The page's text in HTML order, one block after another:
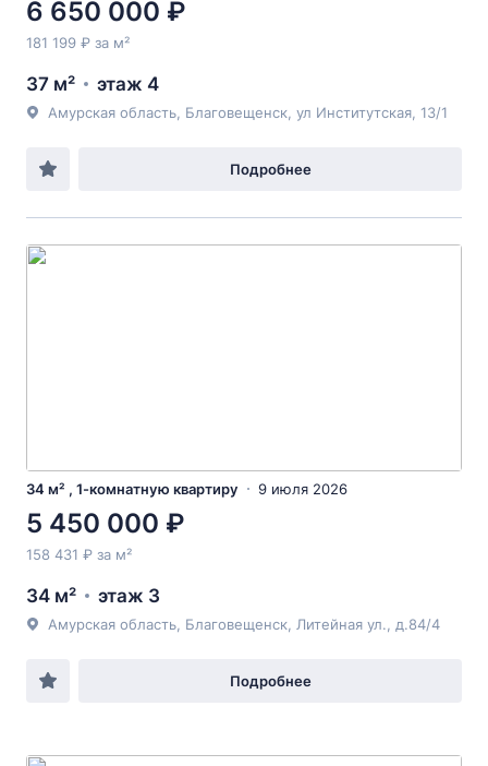
6 650 000 ₽
181 199 ₽ за м²
37 м² этаж 4
Амурская область, Благовещенск, ул Институтская, 13/1
Подробнее
34 м² , 1-комнатную квартиру 9 июля 2026
5 450 000 ₽
158 431 ₽ за м²
34 м² этаж 3
Амурская область, Благовещенск, Литейная ул., д.84/4
Подробнее